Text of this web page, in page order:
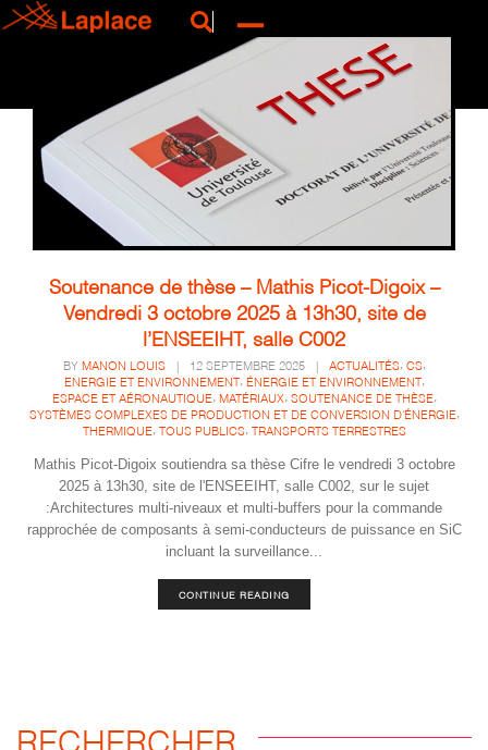
Soutenance de thèse – Mathis Picot-Digoix –
Vendredi 3 octobre 2025 à 13h30, site de
l’ENSEEIHT, salle C002
BY MANON LOUIS 12 SEPTEMBRE 2025 ACTUALITÉS, CS,
ENERGIE ET ENVIRONNEMENT , ÉNERGIE ET ENVIRONNEMENT ,
ESPACE ET AÉRONAUTIQUE, MATÉRIAUX, SOUTENANCE DE THÈSE,
SYSTÈMES COMPLEXES DE PRODUCTION ET DE CONVERSION D'ÉNERGIE,
THERMIQUE, TOUS PUBLICS, TRANSPORTS TERRESTRES
Mathis Picot-Digoix soutiendra sa thèse Cifre le vendredi 3 octobre
2025 à 13h30, site de l'ENSEEIHT, salle C002, sur le sujet
:Architectures multi-niveaux et multi-buffers pour la commande
rapprochée de composants à semi-conducteurs de puissance en SiC
incluant la surveillance...
CONTINUE READING
RECHERCHER